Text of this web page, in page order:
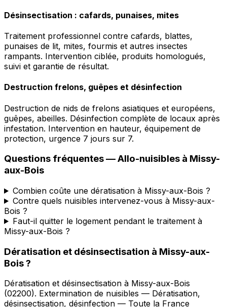
Désinsectisation : cafards, punaises, mites
Traitement professionnel contre cafards, blattes,
punaises de lit, mites, fourmis et autres insectes
rampants. Intervention ciblée, produits homologués,
suivi et garantie de résultat.
Destruction frelons, guêpes et désinfection
Destruction de nids de frelons asiatiques et européens,
guêpes, abeilles. Désinfection complète de locaux après
infestation. Intervention en hauteur, équipement de
protection, urgence 7 jours sur 7.
Questions fréquentes —Allo-nuisibles à Missy-
aux-Bois
Combien coûte une dératisation à Missy-aux-Bois ?
Contre quels nuisibles intervenez-vous à Missy-aux-
Bois ?
Faut-il quitter le logement pendant le traitement à
Missy-aux-Bois ?
Dératisation et désinsectisation à Missy-aux-
Bois?
Dératisation et désinsectisation à Missy-aux-Bois
(02200). Extermination de nuisibles — Dératisation,
désinsectisation, désinfection — Toute la France